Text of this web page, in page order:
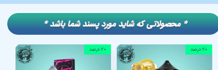
۲۰ درصد ۲۰ درصد
​​* محصولاتی که شاید مورد پسند شما باشد *